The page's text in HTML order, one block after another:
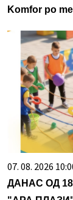
Komfor po
07. 08. 2026
ДАНАС ОД